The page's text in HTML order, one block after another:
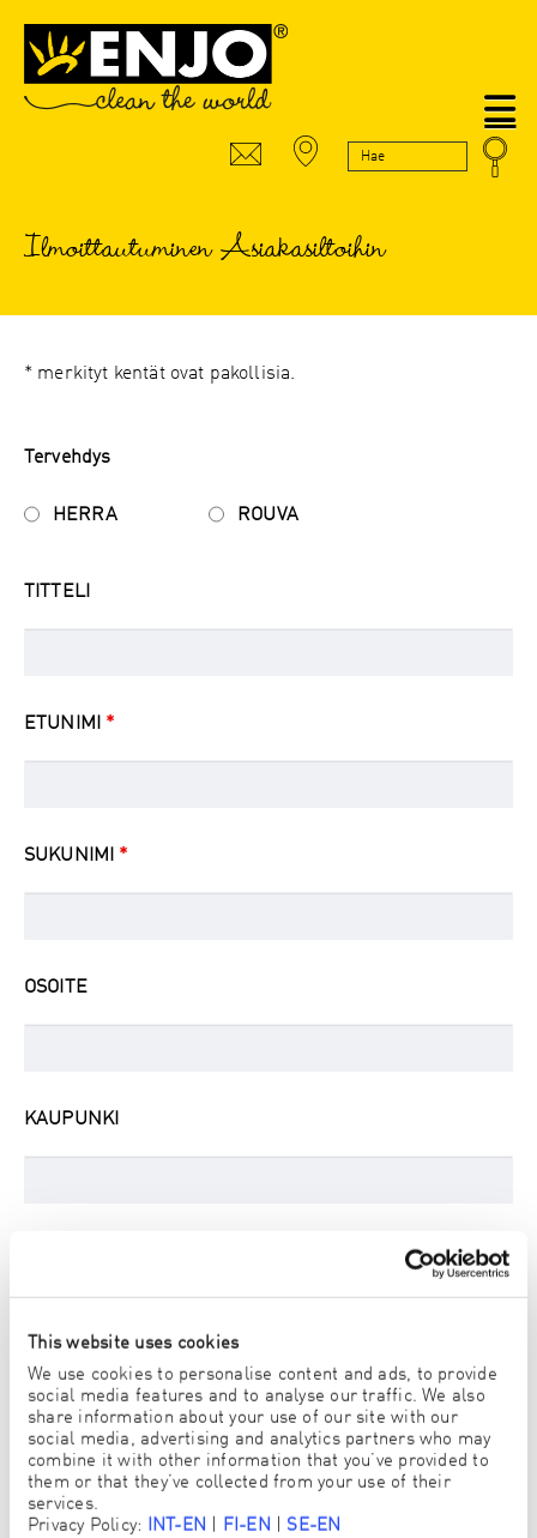
This website uses cookies
We use cookies to personalise content and ads, to provide
social media features and to analyse our traffic. We also
share information about your use of our site with our
social media, advertising and analytics partners who may
combine it with other information that you’ve provided to
them or that they’ve collected from your use of their
services.
Privacy Policy: INT-EN FI-EN SE-EN
Ilmoittautuminen Asiakasiltoihin
* merkityt kentät ovat pakollisia.
Tervehdys
HERRA ROUVA
TITTELI
ETUNIMI *
SUKUNIMI *
OSOITE
KAUPUNKI
MAA
PUHELIN